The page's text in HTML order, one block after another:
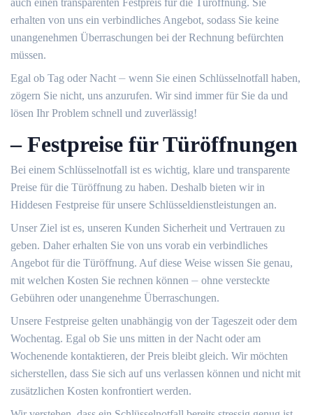
auch einen transparenten Festpreis für die Türöffnung.​ Sie
erhalten von uns ein verbindliches Angebot, sodass Sie keine
unangenehmen Überraschungen bei der Rechnung befürchten
müssen.​
Egal ob Tag oder Nacht ⏤ wenn Sie einen Schlüsselnotfall haben,
zögern Sie nicht, uns anzurufen. Wir sind immer für Sie da und
lösen Ihr Problem schnell und zuverlässig!​
– Festpreise für Türöffnungen
Bei einem Schlüsselnotfall ist es wichtig, klare und transparente
Preise für die Türöffnung zu haben.​ Deshalb bieten wir in
Hiddesen Festpreise für unsere Schlüsseldienstleistungen an.​
Unser Ziel ist es, unseren Kunden Sicherheit und Vertrauen zu
geben.​ Daher erhalten Sie von uns vorab ein verbindliches
Angebot für die Türöffnung. Auf diese Weise wissen Sie genau,
mit welchen Kosten Sie rechnen können ⏤ ohne versteckte
Gebühren oder unangenehme Überraschungen.
Unsere Festpreise gelten unabhängig von der Tageszeit oder dem
Wochentag.​ Egal ob Sie uns mitten in der Nacht oder am
Wochenende kontaktieren, der Preis bleibt gleich.​ Wir möchten
sicherstellen, dass Sie sich auf uns verlassen können und nicht mit
zusätzlichen Kosten konfrontiert werden.​